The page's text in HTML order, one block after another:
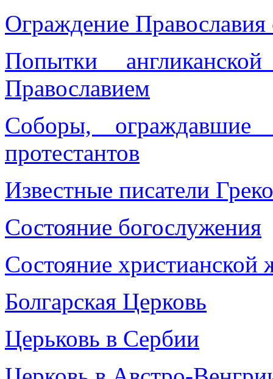
Ограждение Православия
Попытки
Православием
Соборы,
протестантов
Известные писатели
Состояние богослужения
Состояние христианской
Болгарская Церковь
Церьковь в Сербии